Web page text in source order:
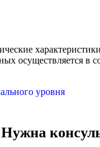
осуществляется в
уровня
Нужна